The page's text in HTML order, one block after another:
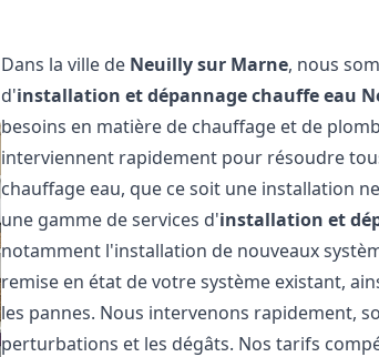
Dans la ville de Neuilly sur Marne, nous
d'installation et dépannage chauffe eau
besoins en matière de chauffage et de
interviennent rapidement pour résoudre
chauffage eau, que ce soit une installation
une gamme de services d'installation et
notamment l'installation de nouveaux
remise en état de votre système existant,
les pannes. Nous intervenons rapidement,
perturbations et les dégâts. Nos tarifs